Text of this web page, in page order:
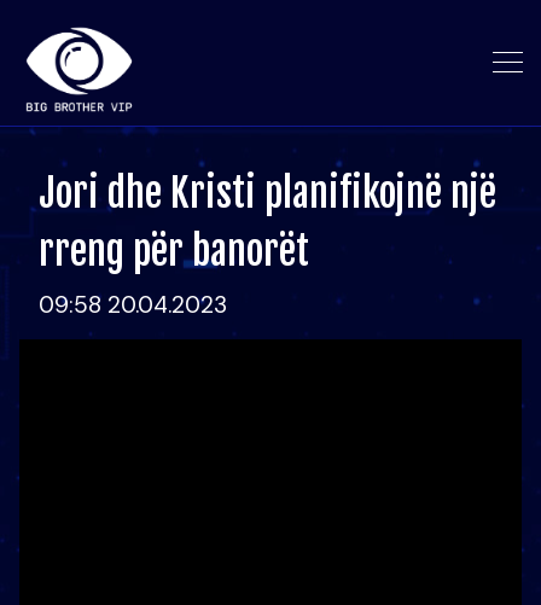
Jori dhe Kristi planifikojnë një
rreng për banorët
09:58 20.04.2023